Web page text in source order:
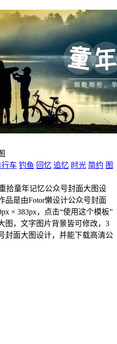
行车 钓鱼 回忆 追忆 时光 简约 图
拾童年记忆公众号封面大图设
品是由Fotor懒设计公众号封面
× 383px，点击“使用这个模板”
图，文字图片背景皆可修改，3
封面大图设计，并能下载高清公